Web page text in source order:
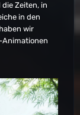
Zeiten, in
in den
wir
Animationen